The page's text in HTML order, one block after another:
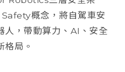
概念，將自駕車安
人，帶動算力、AI、安全
格局。